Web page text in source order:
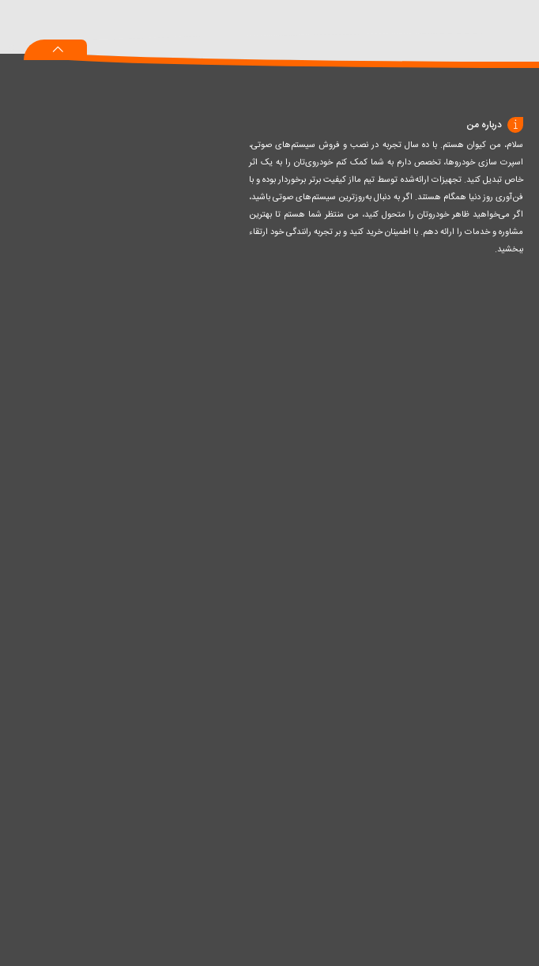
درباره من
سلام، من کیوان هستم. با ده سال تجربه در نصب و فروش سیستم‌های صوتی،
اسپرت سازی خودروها، تخصص دارم به شما کمک کنم خودروی‌تان را به یک اثر
خاص تبدیل کنید. تجهیزات ارائه‌شده توسط تیم مااز کیفیت برتر برخوردار بوده و با
فن‌آوری روز دنیا همگام هستند. اگر به دنبال به‌روزترین سیستم‌های صوتی باشید،
اگر می‌خواهید ظاهر خودروتان را متحول کنید، من منتظر شما هستم تا بهترین
مشاوره و خدمات را ارائه دهم. با اطمینان خرید کنید و بر تجربه رانندگی خود ارتقاء
ببخشید.